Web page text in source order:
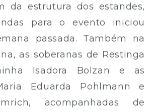
da estrutura dos estandes,
para o evento iniciou
passada. Também na
as soberanas de Restinga
Isadora Bolzan e as
Eduarda Pohlmann e
acompanhadas de